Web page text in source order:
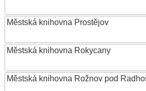
Městská knihovna Prostějov
Městská knihovna Rokycany
Městská knihovna Rožnov pod